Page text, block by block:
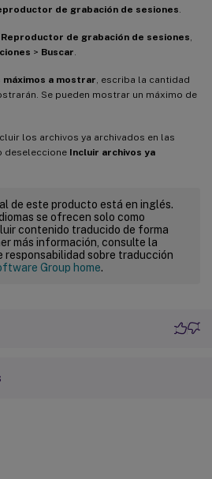
de grabación de sesiones
Reproductor de grabación de sesiones
> Buscar
máximos a mostrar , escriba la cantidad
Se pueden mostrar un máximo de
los archivos ya archivados en las
deseleccione Incluir archivos ya
de este producto está en inglés.
se ofrecen solo como
contenido traducido de forma
más información, consulte la
responsabilidad sobre traducción
Group home.